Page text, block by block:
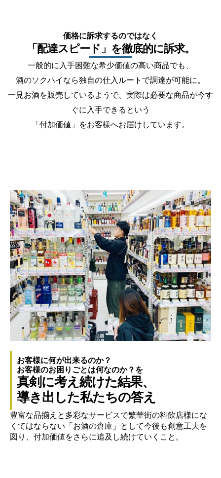
価格に訴求するのではなく
「配達スピード」を徹底的に訴求。
一般的に入手困難な希少価値の高い商品でも、
酒のソクハイなら独自の仕入ルートで調達が可能に。
一見お酒を販売しているようで、実際は必要な商品が今す
ぐに入手できるという
「付加価値」をお客様へお届けしています。
お客様に何が出来るのか？
お客様のお困りごとは何なのか？を
真剣に考え続けた結果、
導き出した私たちの答え
豊富な品揃えと多彩なサービスで繁華街の料飲店様にな
くてはならない「お酒の倉庫」として今後も創意工夫を
図り、付加価値をさらに追及し続けていくこと。